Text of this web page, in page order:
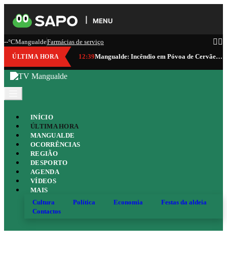
MENU
--°CMangualdeFarmácias de serviço
ÚLTIMA HORA 12:39 Mangualde: Incêndio em Póvoa de Cervães consumiu cerca de 100 hectares
INÍCIO
ÚLTIMA HORA
MANGUALDE
OCORRÊNCIAS
REGIÃO
DESPORTO
AGENDA
VÍDEOS
MAIS
Cultura
Política Economia
Festas da aldeia
Contactos